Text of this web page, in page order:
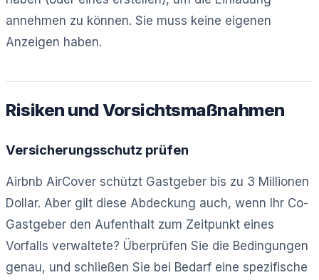
annehmen zu können. Sie muss keine eigenen
Anzeigen haben.
Risiken und Vorsichtsmaßnahmen
Versicherungsschutz prüfen
Airbnb AirCover schützt Gastgeber bis zu 3 Millionen
Dollar. Aber gilt diese Abdeckung auch, wenn Ihr Co-
Gastgeber den Aufenthalt zum Zeitpunkt eines
Vorfalls verwaltete? Überprüfen Sie die Bedingungen
genau, und schließen Sie bei Bedarf eine spezifische